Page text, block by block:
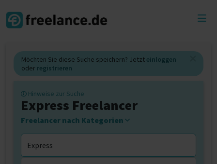
Möchten Sie diese Suche speichern? Jetzt einloggen
oder registrieren
Hinweise zur Suche
Express Freelancer
Freelancer nach Kategorien